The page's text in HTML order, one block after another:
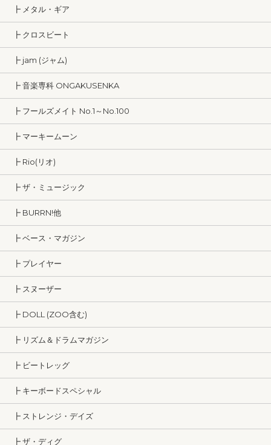
┣ メタル・ギア
┣ クロスビート
┣ jam (ジャム)
┣ 音楽専科 ONGAKUSENKA
┣ フールズメイト No.1～No.100
┣ マーキームーン
┣ Rio(リオ)
┣ ザ・ミュージック
┣ BURRN!他
┣ ベース・マガジン
┣ プレイヤー
┣ スヌーザー
┣ DOLL (ZOO含む)
┣ リズム＆ドラムマガジン
┣ ビートレッグ
┣ キーボードスペシャル
┣ ストレンジ・デイズ
┣ ザ・ディグ